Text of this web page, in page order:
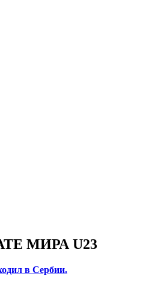
МИРА U23
в Сербии.